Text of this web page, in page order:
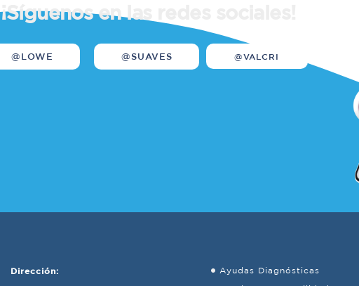
¡Síguenos en las redes sociales!
@LOWE @SUAVES @VALCRI
Dirección:
Ayudas Diagnósticas